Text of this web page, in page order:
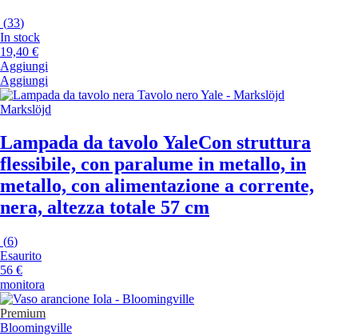
(33)
In stock
19,40 €
Aggiungi
Aggiungi
Markslöjd
Lampada da tavolo YaleCon struttura
flessibile, con paralume in metallo, in
metallo, con alimentazione a corrente,
nera, altezza totale 57 cm
(6)
Esaurito
56 €
monitora
Premium
Bloomingville